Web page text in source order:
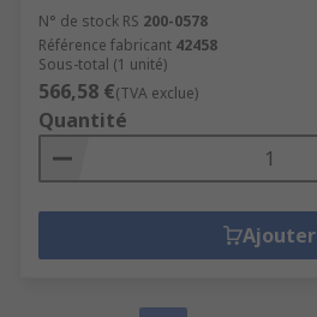
N° de stock RS 200-0578
Référence fabricant 42458
Sous-total (1 unité)
566,58 €(TVA exclue)
Quantité
Ajouter